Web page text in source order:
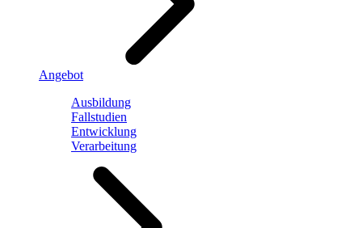
Angebot
Ausbildung
Fallstudien
Entwicklung
Verarbeitung